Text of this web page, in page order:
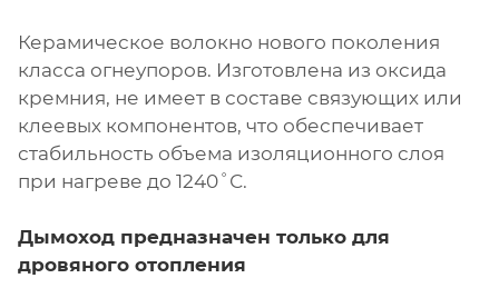
Керамическое волокно нового поколения
класса огнеупоров. Изготовлена из оксида
кремния, не имеет в составе связующих или
клеевых компонентов, что обеспечивает
стабильность объема изоляционного слоя
при нагреве до 1240˚С.
Дымоход предназначен только для
дровяного отопления